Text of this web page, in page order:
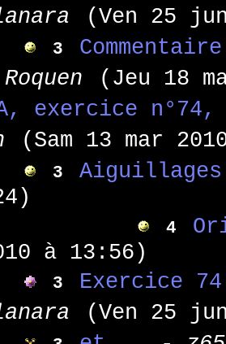
(Ven 25
3
(Jeu 18
exercice
(Sam 13 mar
3
Aiguillages
4
à 13:56)
3
Exercice 74
(Ven 25